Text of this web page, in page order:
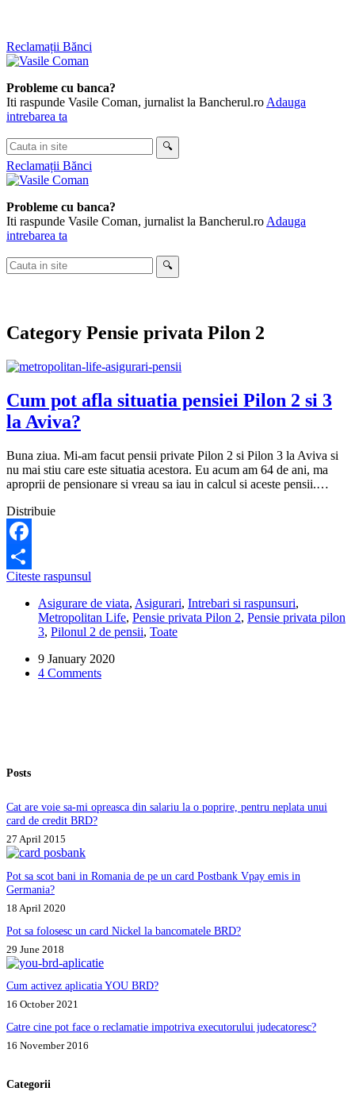
Skip
to
Reclamații Bănci
Probleme cu banca?
Iti raspunde Vasile Coman, jurnalist la Bancherul.ro Adauga
intrebarea ta
Cauta
in
site
🔍
Reclamații Bănci
Probleme cu banca?
Iti raspunde Vasile Coman, jurnalist la Bancherul.ro Adauga
intrebarea ta
Cauta
in
🔍
Category Pensie privata Pilon 2
Cum pot afla situatia pensiei Pilon 2 si 3
la Aviva?
Buna ziua. Mi-am facut pensii private Pilon 2 si Pilon 3 la Aviva si
nu mai stiu care este situatia acestora. Eu acum am 64 de ani, ma
aproprii de pensionare si vreau sa iau in calcul si aceste pensii.…
Distribuie
Facebook
Share
Citeste raspunsul
afla
situatia
pensiei
2
si
Asigurare de viata, Asigurari, Intrebari si raspunsuri,
Metropolitan Life, Pensie privata Pilon 2, Pensie privata pilon
3, Pilonul 2 de pensii, Toate
9 January 2020
4 Comments
Posts
Cat are voie sa-mi opreasca din salariu la o poprire, pentru neplata unui
card de credit BRD?
27 April 2015
Pot sa scot bani in Romania de pe un card Postbank Vpay emis in
Germania?
18 April 2020
Pot sa folosesc un card Nickel la bancomatele BRD?
29 June 2018
Cum activez aplicatia YOU BRD?
16 October 2021
Catre cine pot face o reclamatie impotriva executorului judecatoresc?
16 November 2016
Categorii